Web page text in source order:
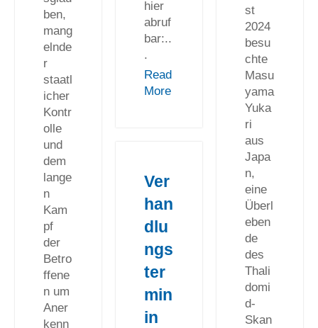
hier
abruf
bar:..
.
Read
More
ben,
mang
elnde
r
staatl
icher
Kontr
olle
und
dem
lange
n
Kam
pf
der
Betro
ffene
n um
Aner
kenn
st
2024
besu
chte
Masu
yama
Yuka
ri
aus
Japa
n,
eine
Überl
eben
de
des
Thali
domi
d-
Skan
Ver
han
dlu
ngs
ter
min
in